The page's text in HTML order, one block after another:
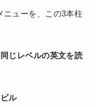
ニューを、この3本柱
じレベルの英文を読
ル